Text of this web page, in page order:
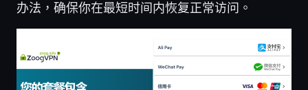
办法，确保你在最短时间内恢复正常访问。